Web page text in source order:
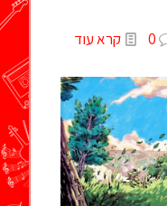
0 קרא עוד